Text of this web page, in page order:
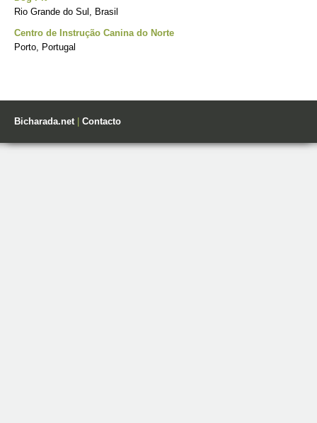
Rio Grande do Sul, Brasil
Centro de Instrução Canina do Norte
Porto, Portugal
Bicharada.net| Contacto